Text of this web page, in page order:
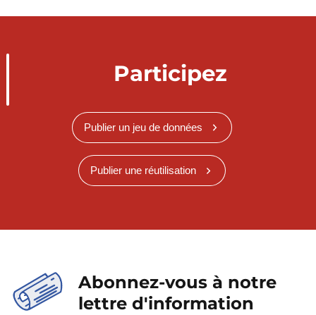
Participez
Publier un jeu de données
Publier une réutilisation
Abonnez-vous à notre
lettre d'information